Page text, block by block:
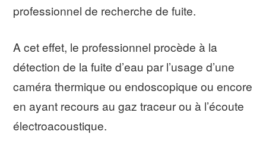
professionnel de recherche de fuite.
A cet effet, le professionnel procède à la
détection de la fuite d’eau par l’usage d’une
caméra thermique ou endoscopique ou encore
en ayant recours au gaz traceur ou à l’écoute
électroacoustique.